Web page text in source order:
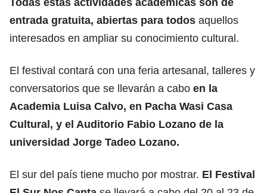
entrada gratuita, abiertas para todos aquellos
interesados en ampliar su conocimiento cultural.
El festival contará con una feria artesanal, talleres y
conversatorios que se llevarán a cabo en la
Academia Luisa Calvo, en Pacha Wasi Casa
Cultural, y el Auditorio Fabio Lozano de la
universidad Jorge Tadeo Lozano.
El sur del país tiene mucho por mostrar. El Festival